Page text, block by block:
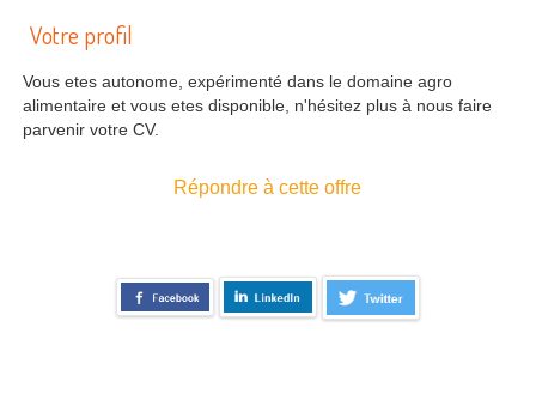
Votre profil
Vous etes autonome, expérimenté dans le domaine agro
alimentaire et vous etes disponible, n'hésitez plus à nous faire
parvenir votre CV.
Répondre à cette offre